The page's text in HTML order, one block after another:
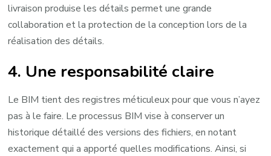
livraison produise les détails permet une grande
collaboration et la protection de la conception lors de la
réalisation des détails.
4. Une responsabilité claire
Le BIM tient des registres méticuleux pour que vous n’ayez
pas à le faire. Le processus BIM vise à conserver un
historique détaillé des versions des fichiers, en notant
exactement qui a apporté quelles modifications. Ainsi, si